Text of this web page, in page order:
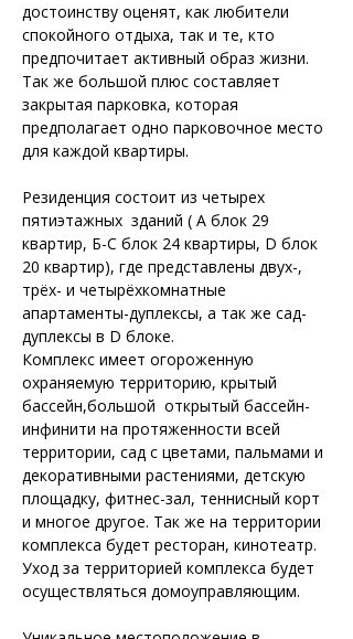
достоинству оценят, как любители
спокойного отдыха, так и те, кто
предпочитает активный образ жизни.
Так же большой плюс составляет
закрытая парковка, которая
предполагает одно парковочное место
для каждой квартиры.
Резиденция состоит из четырех
пятиэтажных  зданий ( А блок 29
квартир, Б-С блок 24 квартиры, D блок
20 квартир), где представлены двух-,
трёх- и четырёхкомнатные
апартаменты-дуплексы, а так же сад-
дуплексы в D блоке.
Комплекс имеет огороженную
охраняемую территорию, крытый
бассейн,большой  открытый бассейн-
инфинити на протяженности всей
территории, сад с цветами, пальмами и
декоративными растениями, детскую
площадку, фитнес-зал, теннисный корт
и многое другое. Так же на территории
комплекса будет ресторан, кинотеатр.
Уход за территорией комплекса будет
осуществляться домоуправляющим.